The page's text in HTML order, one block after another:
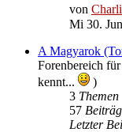
von
Mi 30.
A Magyarok
Forenbereich
kennt...
)
3 Themen
57
Letzter